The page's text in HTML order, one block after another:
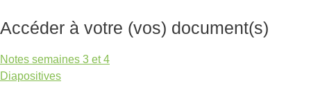
Accéder à votre (vos) document(s)
Notes semaines 3 et 4
Diapositives